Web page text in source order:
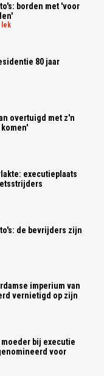
borden met 'voor
lek
80 jaar
overtuigd met z'n
executieplaats
de bevrijders zijn
imperium van
vernietigd op zijn
moeder bij executie
voor